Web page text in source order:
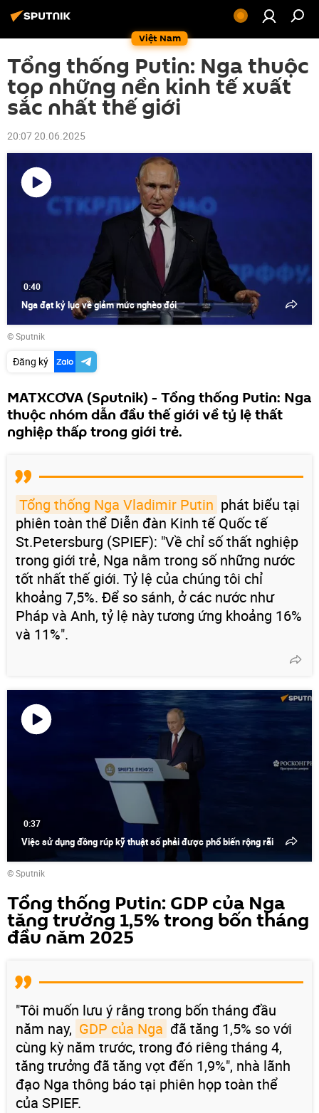
Việt Nam
Tổng thống Putin: Nga thuộc
top những nền kinh tế xuất
sắc nhất thế giới
20:07 20.06.2025
Phát
Nga đạt kỷ lục về giảm mức nghèo đói
0:40
© Sputnik
Đăng ký
MATXCƠVA (Sputnik) - Tổng thống Putin: Nga
thuộc nhóm dẫn đầu thế giới về tỷ lệ thất
nghiệp thấp trong giới trẻ.
Tổng thống Nga Vladimir Putin phát biểu tại
phiên toàn thể Diễn đàn Kinh tế Quốc tế
St.Petersburg (SPIEF): "Về chỉ số thất nghiệp
trong giới trẻ, Nga nằm trong số những nước
tốt nhất thế giới. Tỷ lệ của chúng tôi chỉ
khoảng 7,5%. Để so sánh, ở các nước như
Pháp và Anh, tỷ lệ này tương ứng khoảng 16%
và 11%".
Việc sử dụng đồng rúp kỹ thuật số phải được phổ biến rộng rãi
0:37
© Sputnik
Tổng thống Putin: GDP của Nga
tăng trưởng 1,5% trong bốn tháng
đầu năm 2025
"Tôi muốn lưu ý rằng trong bốn tháng đầu
năm nay, GDP của Nga đã tăng 1,5% so với
cùng kỳ năm trước, trong đó riêng tháng 4,
tăng trưởng đã tăng vọt đến 1,9%", nhà lãnh
đạo Nga thông báo tại phiên họp toàn thể
của SPIEF.